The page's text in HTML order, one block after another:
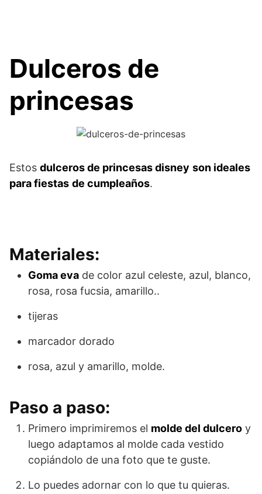
Dulceros de
princesas
Estos dulceros de princesas disney son ideales
para fiestas de cumpleaños.
Materiales:
Goma eva de color azul celeste, azul, blanco,
rosa, rosa fucsia, amarillo..
tijeras
marcador dorado
rosa, azul y amarillo, molde.
Paso a paso:
Primero imprimiremos el molde del dulcero y
luego adaptamos al molde cada vestido
copiándolo de una foto que te guste.
Lo puedes adornar con lo que tu quieras.